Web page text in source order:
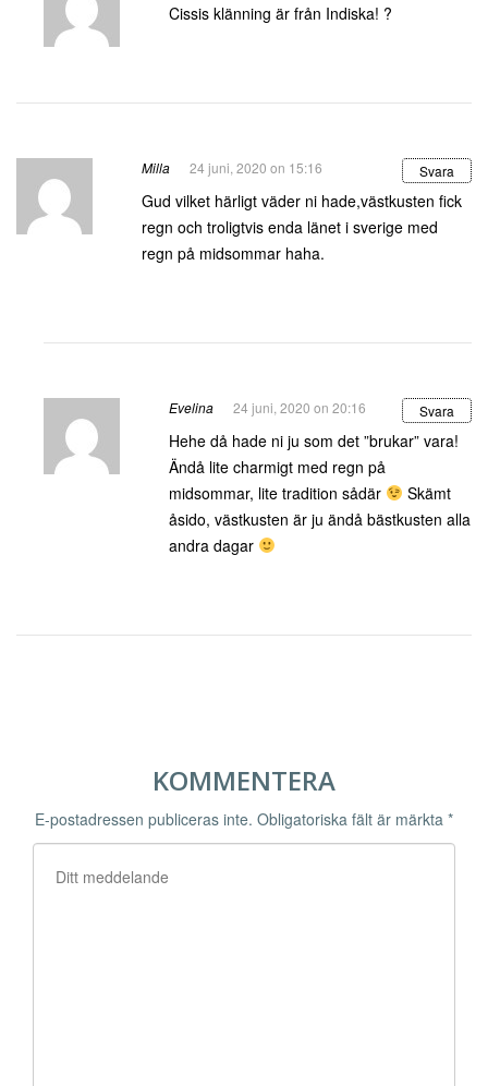
Cissis klänning är från Indiska! ?
Milla 24 juni, 2020 on 15:16 Svara
Gud vilket härligt väder ni hade,västkusten fick
regn och troligtvis enda länet i sverige med
regn på midsommar haha.
Evelina 24 juni, 2020 on 20:16 Svara
Hehe då hade ni ju som det ”brukar” vara!
Ändå lite charmigt med regn på
midsommar, lite tradition sådär
Skämt
åsido, västkusten är ju ändå bästkusten alla
andra dagar
KOMMENTERA
E-postadressen publiceras inte. Obligatoriska fält är märkta *